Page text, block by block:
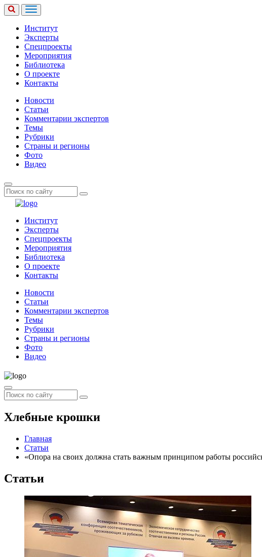
Институт
Эксперты
Спецпроекты
Мероприятия
Библиотека
О проекте
Контакты
Новости
Статьи
Комментарии экспертов
Темы
Рубрики
Страны и регионы
Фото
Видео
Институт
Эксперты
Спецпроекты
Мероприятия
Библиотека
О проекте
Контакты
Новости
Статьи
Комментарии экспертов
Темы
Рубрики
Страны и регионы
Фото
Видео
Хлебные крошки
Главная
Статьи
«Опора на своих должна стать важным принципом работы
Статьи